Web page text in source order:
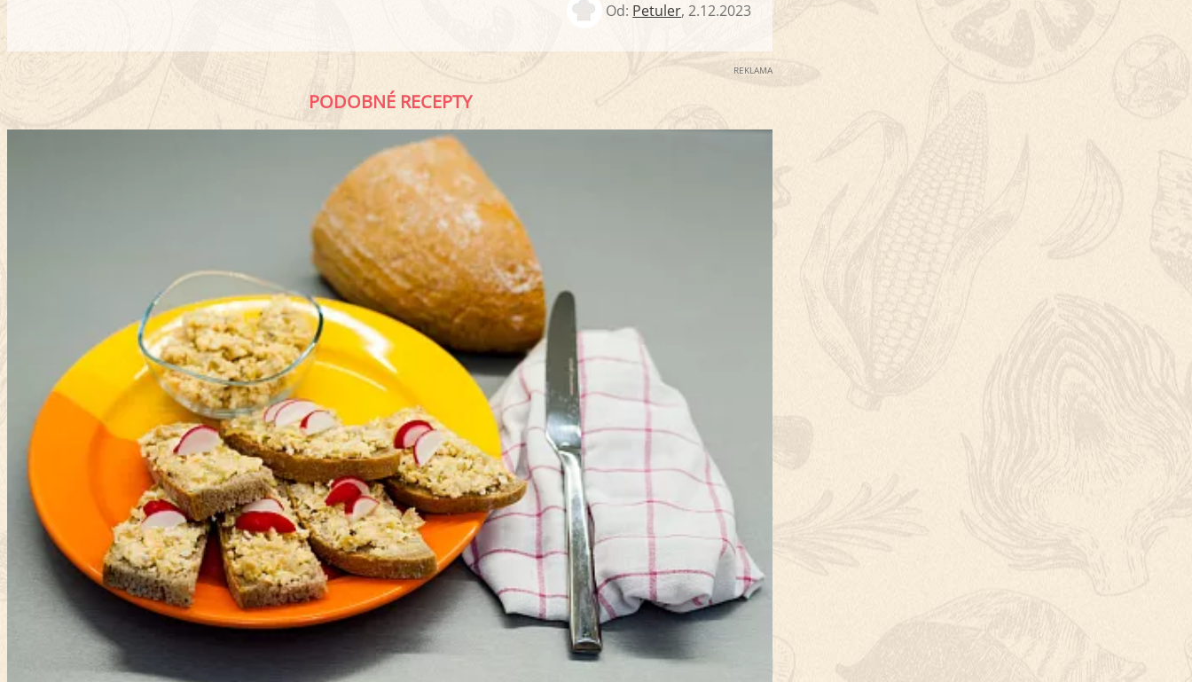
Od: Petuler,2.12.2023
REKLAMA
PODOBNÉ RECEPTY